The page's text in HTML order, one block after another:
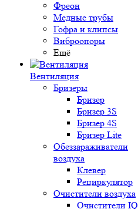
Фреон
Медные трубы
Гофра и клипсы
Виброопоры
Ещё
Вентиляция
Бризеры
Бризер
Бризер 3S
Бризер 4S
Бризер Lite
Обеззараживатели
воздуха
Клевер
Рециркулятор
Очистители воздуха
Очистители IQ